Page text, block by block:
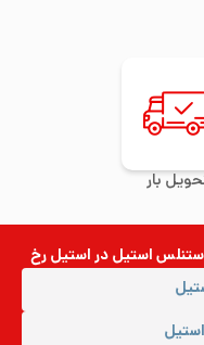
بار
استیلدر استیل رخ